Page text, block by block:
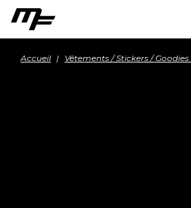
Accueil Vêtements / Stickers / Goodies.